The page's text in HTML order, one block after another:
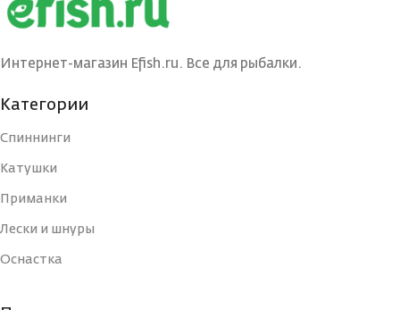
Интернет-магазин Efish.ru. Все для рыбалки.
Категории
Спиннинги
Катушки
Приманки
Лески и шнуры
Оснастка